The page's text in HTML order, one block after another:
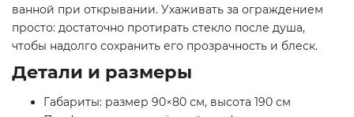
ванной при открывании. Ухаживать за ограждением
просто: достаточно протирать стекло после душа,
чтобы надолго сохранить его прозрачность и блеск.
Детали и размеры
Габариты: размер 90×80 см, высота 190 см